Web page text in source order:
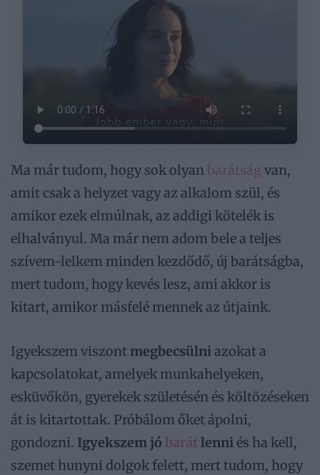
Ma már tudom, hogy sok olyan barátság van,
amit csak a helyzet vagy az alkalom szül, és
amikor ezek elmúlnak, az addigi kötelék is
elhalványul. Ma már nem adom bele a teljes
szívem-lelkem minden kezdődő, új barátságba,
mert tudom, hogy kevés lesz, ami akkor is
kitart, amikor másfelé mennek az útjaink.
Igyekszem viszont megbecsülniazokat a
kapcsolatokat, amelyek munkahelyeken,
esküvőkön, gyerekek születésén és költözéseken
át is kitartottak. Próbálom őket ápolni,
gondozni. Igyekszem jó barát lenniés ha kell,
szemet hunyni dolgok felett, mert tudom, hogy